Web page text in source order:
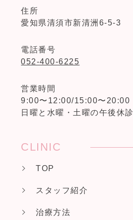
住所
愛知県清須市新清洲6-5-3
電話番号
052-400-6225
営業時間
9:00〜12:00/15:00〜20:00
日曜と水曜・土曜の午後休診
CLINIC
TOP
スタッフ紹介
治療方法